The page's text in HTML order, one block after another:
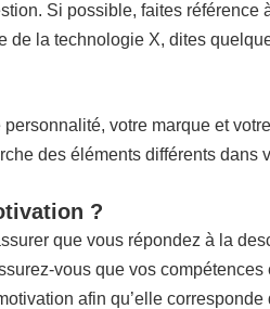
Si possible, faites
la technologie X, dites
votre marque et
des éléments différents
?
que vous répondez à la
vous que vos
afin qu’elle